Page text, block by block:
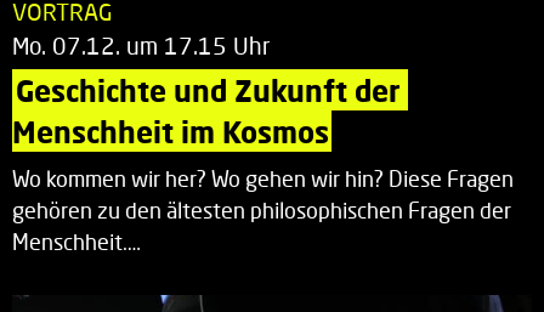
VORTRAG
Mo. 07.12. um 17.15 Uhr
Geschichte und Zukunft der
Menschheit im Kosmos
Wo kommen wir her? Wo gehen wir hin? Diese Fragen
gehören zu den ältesten philosophischen Fragen der
Menschheit.…